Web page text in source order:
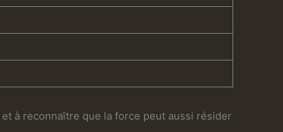
à reconnaître que la force peut aussi résider